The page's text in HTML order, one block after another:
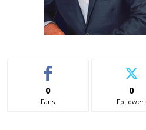
0
Fans
0